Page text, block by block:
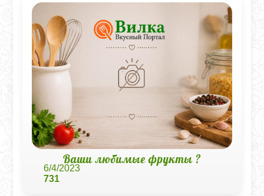
Ваши любимые фрукты ?
6/4/2023
731